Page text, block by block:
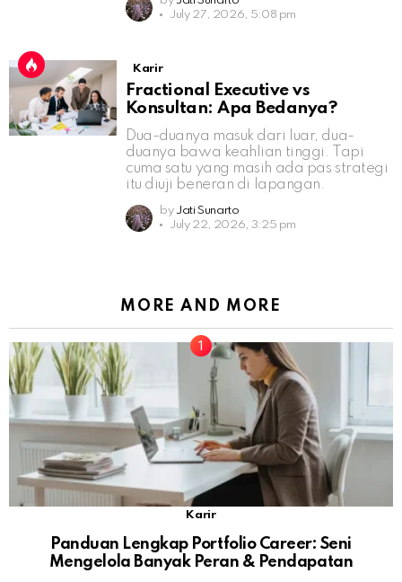
July 27, 2026, 5:08 pm
Karir
Fractional Executive vs
Konsultan: Apa Bedanya?
Dua-duanya masuk dari luar, dua-
duanya bawa keahlian tinggi. Tapi
cuma satu yang masih ada pas strategi
itu diuji beneran di lapangan.
by Jati Sunarto
July 22, 2026, 3:25 pm
MORE AND MORE
Karir
Panduan Lengkap Portfolio Career: Seni
Mengelola Banyak Peran & Pendapatan